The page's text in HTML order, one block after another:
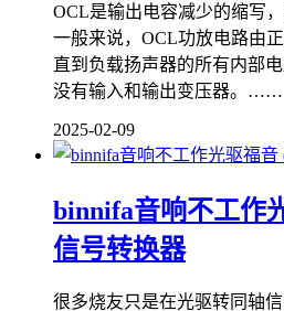
OCL是输出电容减少的缩写
一般来说，OCL功放电路由
直到负载扬声器的所有内部
没有输入和输出变压器。……
2025-02-09
binnifa音响不工作
信号转换器
很多烧友只是在光驱转同轴